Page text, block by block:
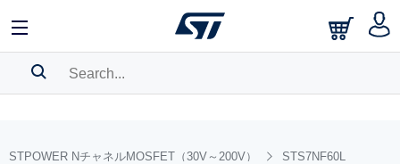
BOOKMARK
STPOWER NチャネルMOSFET（30V～200V） STS7NF60L